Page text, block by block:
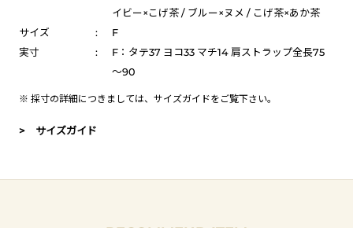
イビー×こげ茶 / ブルー×ヌメ / こげ茶×あか茶
サイズ
:
F
実寸
:
F：タテ37 ヨコ33 マチ14 肩ストラップ全長75
～90
※ 採寸の詳細につきましては、 サイズガイドをご覧下さい。
> サイズガイド